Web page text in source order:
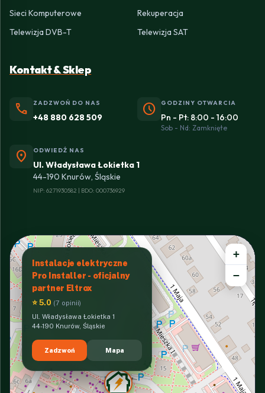
Sieci Komputerowe
Rekuperacja
Telewizja DVB-T
Telewizja SAT
Kontakt & Sklep
phone ZADZWOŃ DO NAS
+48 880 628 509 schedule GODZINY OTWARCIA
Pn - Pt: 8:00 - 16:00
Sob - Nd: Zamknięte
location_on ODWIEDŹ NAS
Ul. Władysława Łokietka 1
44-190 Knurów, Śląskie
NIP: 6271930582 | BDO: 000736929
Instalacje elektryczne
Pro Installer - oficjalny
partner Eltrox
⭐ 5.0 (7 opinii)
Ul. Władysława Łokietka 1
44-190 Knurów, Śląskie
Zadzwoń Mapa
+
−